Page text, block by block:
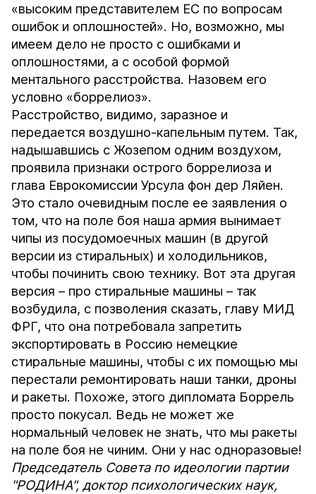
«высоким представителем ЕС по вопросам
ошибок и оплошностей». Но, возможно, мы
имеем дело не просто с ошибками и
оплошностями, а с особой формой
ментального расстройства. Назовем его
условно «боррелиоз».
Расстройство, видимо, заразное и
передается воздушно-капельным путем. Так,
надышавшись с Жозепом одним воздухом,
проявила признаки острого боррелиоза и
глава Еврокомиссии Урсула фон дер Ляйен.
Это стало очевидным после ее заявления о
том, что на поле боя наша армия вынимает
чипы из посудомоечных машин (в другой
версии из стиральных) и холодильников,
чтобы починить свою технику. Вот эта другая
версия – про стиральные машины – так
возбудила, с позволения сказать, главу МИД
ФРГ, что она потребовала запретить
экспортировать в Россию немецкие
стиральные машины, чтобы с их помощью мы
перестали ремонтировать наши танки, дроны
и ракеты. Похоже, этого дипломата Боррель
просто покусал. Ведь не может же
нормальный человек не знать, что мы ракеты
на поле боя не чиним. Они у нас одноразовые!
Председатель Совета по идеологии партии
"РОДИНА", доктор психологических наук,